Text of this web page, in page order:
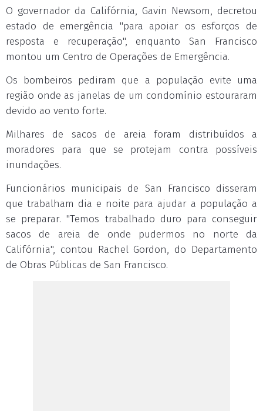
O governador da Califórnia, Gavin Newsom, decretou
estado de emergência "para apoiar os esforços de
resposta e recuperação", enquanto San Francisco
montou um Centro de Operações de Emergência.
Os bombeiros pediram que a população evite uma
região onde as janelas de um condomínio estouraram
devido ao vento forte.
Milhares de sacos de areia foram distribuídos a
moradores para que se protejam contra possíveis
inundações.
Funcionários municipais de San Francisco disseram
que trabalham dia e noite para ajudar a população a
se preparar. "Temos trabalhado duro para conseguir
sacos de areia de onde pudermos no norte da
Califórnia", contou Rachel Gordon, do Departamento
de Obras Públicas de San Francisco.